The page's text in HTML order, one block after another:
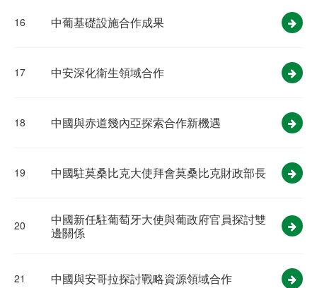
16 中葡基礎設施合作成果
17 中安深化衛生領域合作
18 中國與赤道幾內亞探索合作新機遇
19 中國駐莫桑比克大使拜會莫桑比克財政部長
20
中國新任駐葡萄牙大使與葡政府官員探討雙
邊關係
21 中國與安哥拉探討戰略資源領域合作